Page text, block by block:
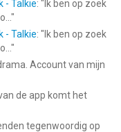
- Talkie: " Ik ben op zoek
"
- Talkie: " Ik ben op zoek
"
Account van mijn
de app komt het
tegenwoordig op